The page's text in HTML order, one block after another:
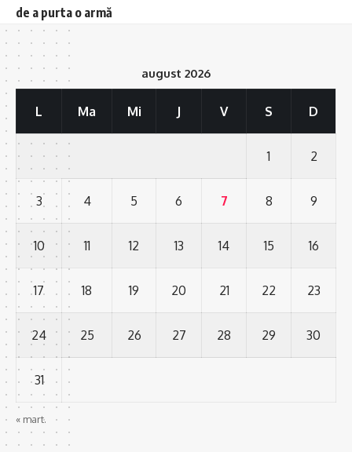
de a purta o armă
august 2026
L Ma Mi J V S D
1 2
3 4 5 6 7 8 9
10 11 12 13 14 15 16
17 18 19 20 21 22 23
24 25 26 27 28 29 30
31
« mart.